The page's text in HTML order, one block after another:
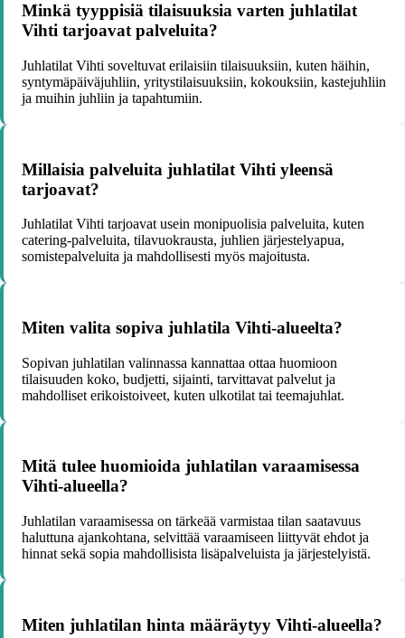
Minkä tyyppisiä tilaisuuksia varten juhlatilat
Vihti tarjoavat palveluita?
Juhlatilat Vihti soveltuvat erilaisiin tilaisuuksiin, kuten häihin,
syntymäpäiväjuhliin, yritystilaisuuksiin, kokouksiin, kastejuhliin
ja muihin juhliin ja tapahtumiin.
Millaisia palveluita juhlatilat Vihti yleensä
tarjoavat?
Juhlatilat Vihti tarjoavat usein monipuolisia palveluita, kuten
catering-palveluita, tilavuokrausta, juhlien järjestelyapua,
somistepalveluita ja mahdollisesti myös majoitusta.
Miten valita sopiva juhlatila Vihti-alueelta?
Sopivan juhlatilan valinnassa kannattaa ottaa huomioon
tilaisuuden koko, budjetti, sijainti, tarvittavat palvelut ja
mahdolliset erikoistoiveet, kuten ulkotilat tai teemajuhlat.
Mitä tulee huomioida juhlatilan varaamisessa
Vihti-alueella?
Juhlatilan varaamisessa on tärkeää varmistaa tilan saatavuus
haluttuna ajankohtana, selvittää varaamiseen liittyvät ehdot ja
hinnat sekä sopia mahdollisista lisäpalveluista ja järjestelyistä.
Miten juhlatilan hinta määräytyy Vihti-alueella?